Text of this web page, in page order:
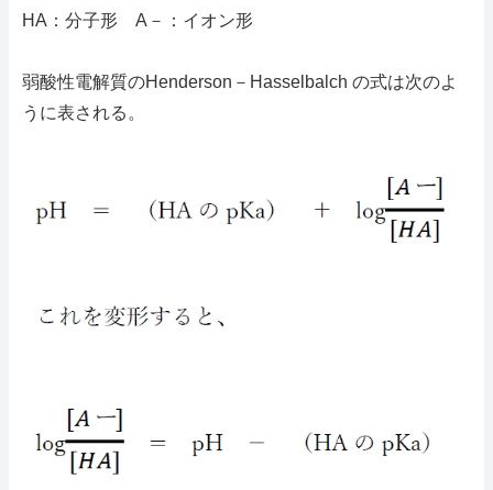
HA：分子形 A－：イオン形
弱酸性電解質のHenderson－Hasselbalch の式は次のよ
うに表される。